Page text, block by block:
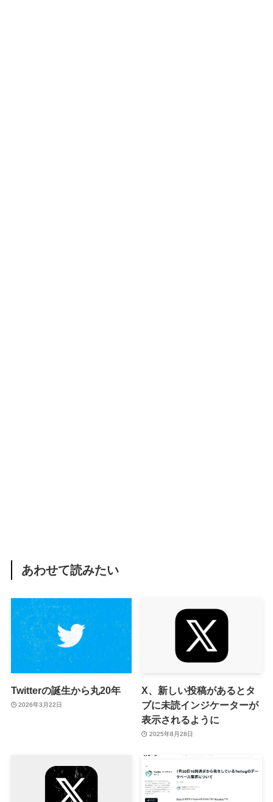
あわせて読みたい
Twitterの誕生から丸20年
2026年3月22日
X、新しい投稿があるとタ
ブに未読インジケーターが
表示されるように
2025年8月28日